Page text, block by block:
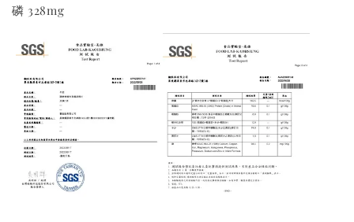
美國貓草毛線鼠鼠加購
磷 328mg